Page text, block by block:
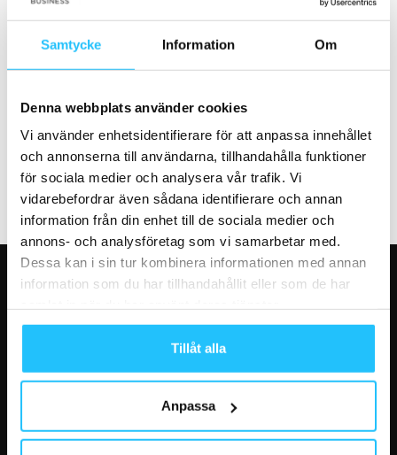
Samtycke Information Om
Denna webbplats använder cookies
Vi använder enhetsidentifierare för att anpassa innehållet
och annonserna till användarna, tillhandahålla funktioner
för sociala medier och analysera vår trafik. Vi
vidarebefordrar även sådana identifierare och annan
information från din enhet till de sociala medier och
annons- och analysföretag som vi samarbetar med.
Dessa kan i sin tur kombinera informationen med annan
information som du har tillhandahållit eller som de har
Tillåt alla
Anpassa
Kraftmark inleder samarbete
Stark medlemstillväxt för
ökade
VÅRA FAVORITER
en ny fas – medlemslojalitet...
Nike satsar på hybridträning när Hyrox formar
nästa stora kategori